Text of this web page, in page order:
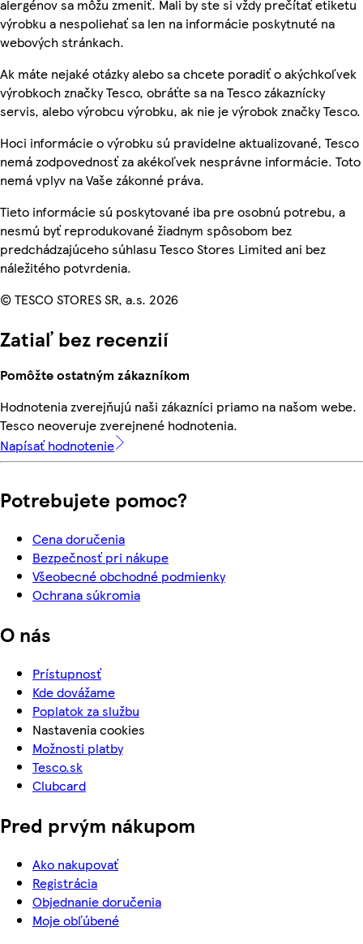
alergénov sa môžu zmeniť. Mali by ste si vždy prečítať etiketu
výrobku a nespoliehať sa len na informácie poskytnuté na
webových stránkach.
Ak máte nejaké otázky alebo sa chcete poradiť o akýchkoľvek
výrobkoch značky Tesco, obráťte sa na Tesco zákaznícky
servis, alebo výrobcu výrobku, ak nie je výrobok značky Tesco.
Hoci informácie o výrobku sú pravidelne aktualizované, Tesco
nemá zodpovednosť za akékoľvek nesprávne informácie. Toto
nemá vplyv na Vaše zákonné práva.
Tieto informácie sú poskytované iba pre osobnú potrebu, a
nesmú byť reprodukované žiadnym spôsobom bez
predchádzajúceho súhlasu Tesco Stores Limited ani bez
náležitého potvrdenia.
© TESCO STORES SR, a.s. 2026
Zatiaľ bez recenzií
Pomôžte ostatným zákazníkom
Hodnotenia zverejňujú naši zákazníci priamo na našom webe.
Tesco neoveruje zverejnené hodnotenia.
Napísať hodnotenie
Potrebujete pomoc?
Cena doručenia
Bezpečnosť pri nákupe
Všeobecné obchodné podmienky
Ochrana súkromia
O nás
Prístupnosť
Kde dovážame
Poplatok za službu
Nastavenia cookies
Možnosti platby
Tesco.sk
Clubcard
Pred prvým nákupom
Ako nakupovať
Registrácia
Objednanie doručenia
Moje obľúbené